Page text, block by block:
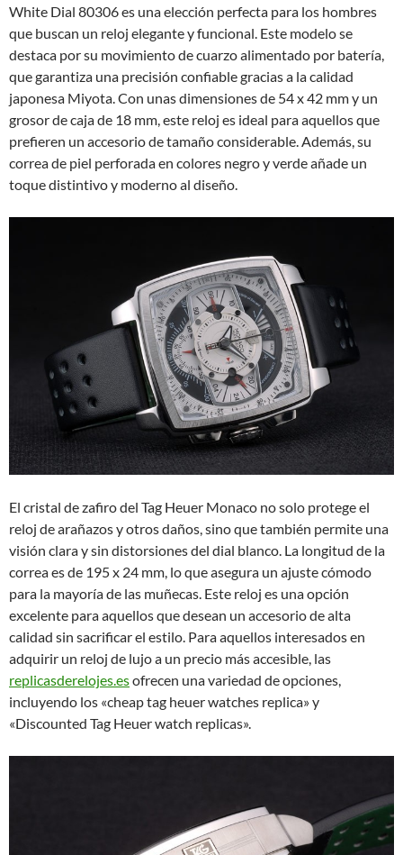
White Dial 80306 es una elección perfecta para los hombres
que buscan un reloj elegante y funcional. Este modelo se
destaca por su movimiento de cuarzo alimentado por batería,
que garantiza una precisión confiable gracias a la calidad
japonesa Miyota. Con unas dimensiones de 54 x 42 mm y un
grosor de caja de 18 mm, este reloj es ideal para aquellos que
prefieren un accesorio de tamaño considerable. Además, su
correa de piel perforada en colores negro y verde añade un
toque distintivo y moderno al diseño.
El cristal de zafiro del Tag Heuer Monaco no solo protege el
reloj de arañazos y otros daños, sino que también permite una
visión clara y sin distorsiones del dial blanco. La longitud de la
correa es de 195 x 24 mm, lo que asegura un ajuste cómodo
para la mayoría de las muñecas. Este reloj es una opción
excelente para aquellos que desean un accesorio de alta
calidad sin sacrificar el estilo. Para aquellos interesados en
adquirir un reloj de lujo a un precio más accesible, las
replicasderelojes.esofrecen una variedad de opciones,
incluyendo los «cheap tag heuer watches replica» y
«Discounted Tag Heuer watch replicas».